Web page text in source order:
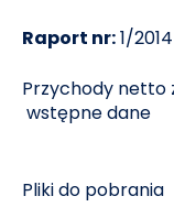
Raport nr:1/2014
Przychody netto
wstępne dane
Pliki do pobrania